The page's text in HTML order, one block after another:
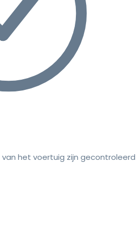
van het voertuig zijn gecontroleerd